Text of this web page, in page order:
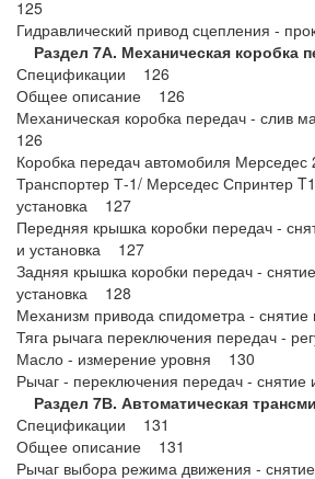
125
Гидравлический привод сцепления -
Раздел 7А. Механическая коробка
Спецификации 126
Общее описание 126
Механическая коробка передач - слив
126
Коробка передач автомобиля
Транспортер Т-1/ Мерседес Спринтер
установка 127
Передняя крышка коробки передач -
и установка 127
Задняя крышка коробки передач -
установка 128
Механизм привода спидометра -
Тяга рычага переключения передач -
Масло - измерение уровня 130
Рычаг - переключения передач -
Раздел 7В. Автоматическая
Спецификации 131
Общее описание 131
Рычаг выбора режима движения -